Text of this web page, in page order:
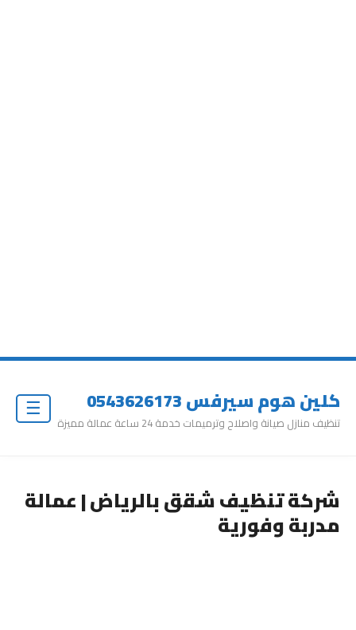
كلين هوم سيرفس 0543626173
تنظيف منازل صيانة واصلاح وترميمات خدمة 24 ساعة عمالة مميزة
شركة تنظيف شقق بالرياض | عمالة
مدربة وفورية